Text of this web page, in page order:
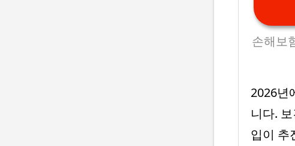
손해보
2026년
니다.
입이 추